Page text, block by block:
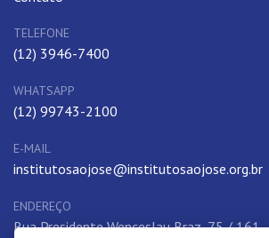
TELEFONE
(12) 3946-7400
WHATSAPP
(12) 99743-2100
E-MAIL
institutosaojose@institutosaojose.org.br
ENDEREÇO
Rua Presidente Wenceslau Braz, 75 / 161